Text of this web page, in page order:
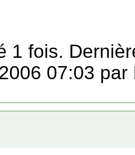
1 fois.
07:03 par